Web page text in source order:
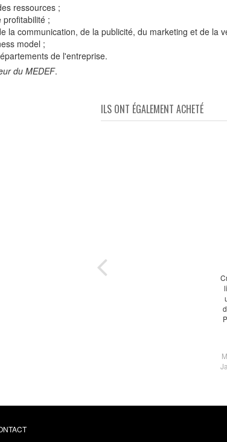
ressources ;
profitabilité ;
la communication, de la publicité, du marketing et de la
model ;
de l'entreprise.
du MEDEF.
ILS ONT ÉGALEMENT ACHETÉ